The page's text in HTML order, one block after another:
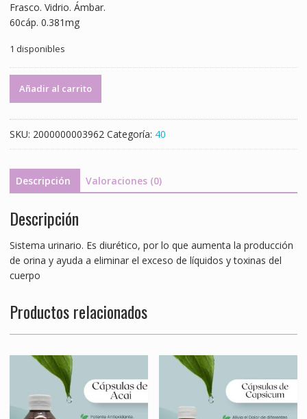
Frasco. Vidrio. Ámbar.
60cáp. 0.381mg
1 disponibles
Ámbar.
0.381mg
cantidad
Añadir al carrito
SKU: 2000000003962 Categoría: 40
Descripción Valoraciones (0)
Descripción
Sistema urinario. Es diurético, por lo que aumenta la producción
de orina y ayuda a eliminar el exceso de líquidos y toxinas del
cuerpo
Productos relacionados